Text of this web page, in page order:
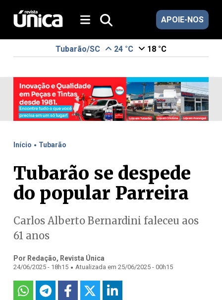
APOIE-NOS
Tubarão/SC 24 °C 18 °C
Início . Tubarão
Tubarão se despede
do popular Parreira
Carlos Alberto Bernardini faleceu aos
61 anos
Por Redação, Revista Única
24/06/2025 - 18h15 . Atualizada em 25/06/2025 - 00h15